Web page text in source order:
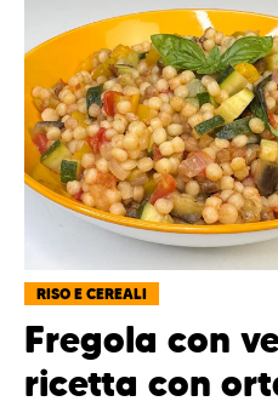
RISO E CEREALI
Fregola con
ricetta con